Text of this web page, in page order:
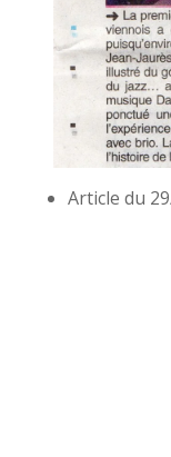
Article du